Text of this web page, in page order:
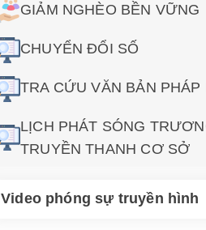
GIẢM NGHÈO BỀN VỮNG
CHUYỂN ĐỔI SỐ
TRA CỨU VĂN BẢN PHÁP
LỊCH PHÁT SÓNG
TRUYỀN THANH CƠ SỞ
Video phóng sự truyền hình